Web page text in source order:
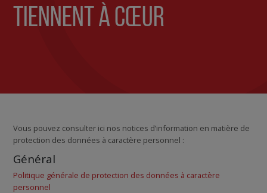
LE CENTRE
tiennent à cœur
Vous pouvez consulter ici nos notices d’information en matière de
protection des données à caractère personnel :
Général
Politique générale de protection des données à caractère
personnel